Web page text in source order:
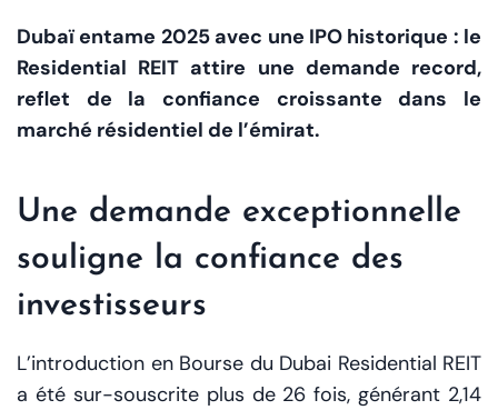
Dubaï entame 2025 avec une IPO historique : le
Residential REIT attire une demande record,
reflet de la confiance croissante dans le
marché résidentiel de l’émirat.
Une demande exceptionnelle
souligne la confiance des
investisseurs
L’introduction en Bourse du Dubai Residential REIT
a été sur-souscrite plus de 26 fois, générant 2,14